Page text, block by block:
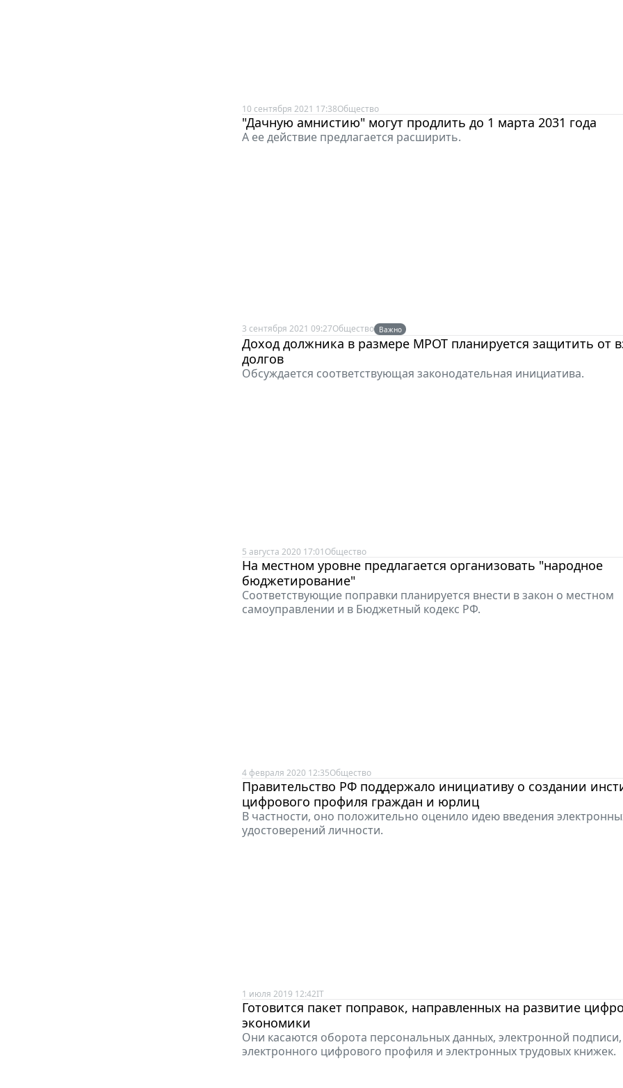
10 сентября 2021 17:38Общество
"Дачную амнистию" могут продлить до 1 марта 2031 года
А ее действие предлагается расширить.
3 сентября 2021 09:27Общество Важно
Доход должника в размере МРОТ планируется защитить от
долгов
Обсуждается соответствующая законодательная инициатива.
5 августа 2020 17:01 Общество
На местном уровне предлагается организовать "народное
бюджетирование"
Соответствующие поправки планируется внести в закон о местном
самоуправлении и в Бюджетный кодекс РФ.
4 февраля 2020 12:35Общество
Правительство РФ поддержало инициативу о создании
цифрового профиля граждан и юрлиц
В частности, оно положительно оценило идею введения
удостоверений личности.
1 июля 2019 12:42IT
Готовится пакет поправок, направленных на развитие
экономики
Они касаются оборота персональных данных, электронной подписи,
электронного цифрового профиля и электронных трудовых книжек.